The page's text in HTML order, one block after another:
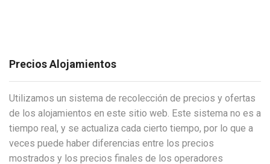
Precios Alojamientos
Utilizamos un sistema de recolección de precios y ofertas
de los alojamientos en este sitio web. Este sistema no es a
tiempo real, y se actualiza cada cierto tiempo, por lo que a
veces puede haber diferencias entre los precios
mostrados y los precios finales de los operadores